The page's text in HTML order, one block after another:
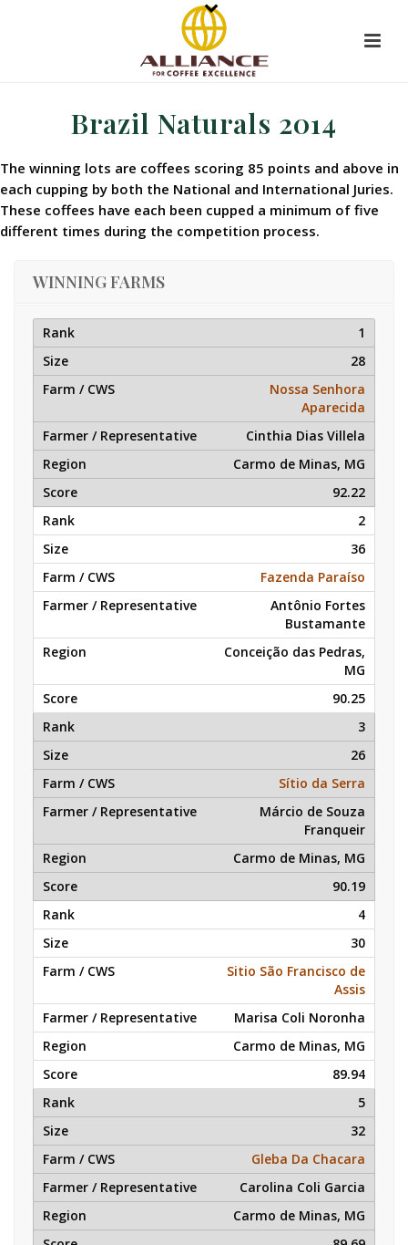
Brazil Naturals 2014
The winning lots are coffees scoring 85 points and above in
each cupping by both the National and International Juries.
These coffees have each been cupped a minimum of five
different times during the competition process.
WINNING FARMS
1
28
Nossa Senhora
Aparecida
Cinthia Dias Villela
Carmo de Minas, MG
92.22
2
36
Fazenda Paraíso
Antônio Fortes
Bustamante
Conceição das Pedras,
MG
90.25
3
26
Sítio da Serra
Márcio de Souza
Franqueir
Carmo de Minas, MG
90.19
4
30
Sitio São Francisco de
Assis
Marisa Coli Noronha
Carmo de Minas, MG
89.94
5
32
Gleba Da Chacara
Carolina Coli Garcia
Carmo de Minas, MG